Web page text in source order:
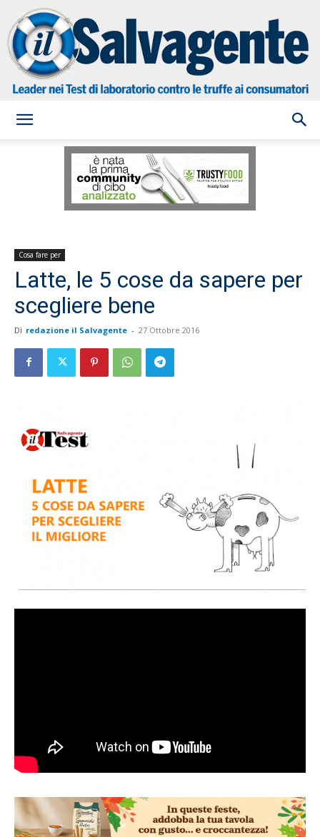
Salvagente
Cosa fare per
Latte, le 5 cose da sapere per
scegliere bene
Di redazione il Salvagente - 27 Ottobre 2016